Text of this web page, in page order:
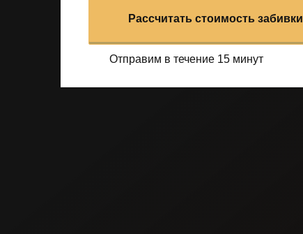
Рассчитать стоимость забивки
Отправим в течение 15 минут